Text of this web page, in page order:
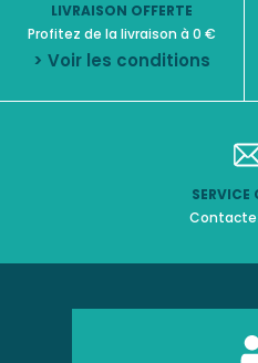
LIVRAISON OFFERTE
Profitez de la livraison à 0 €
> Voir les conditions
SERVICE